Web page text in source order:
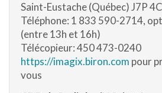
Saint-Eustache (Québec) J7P
Téléphone: 1 833 590-2714,
(entre 13h et 16h)
Télécopieur: 450 473-0240
https://imagix.biron.com pour
vous